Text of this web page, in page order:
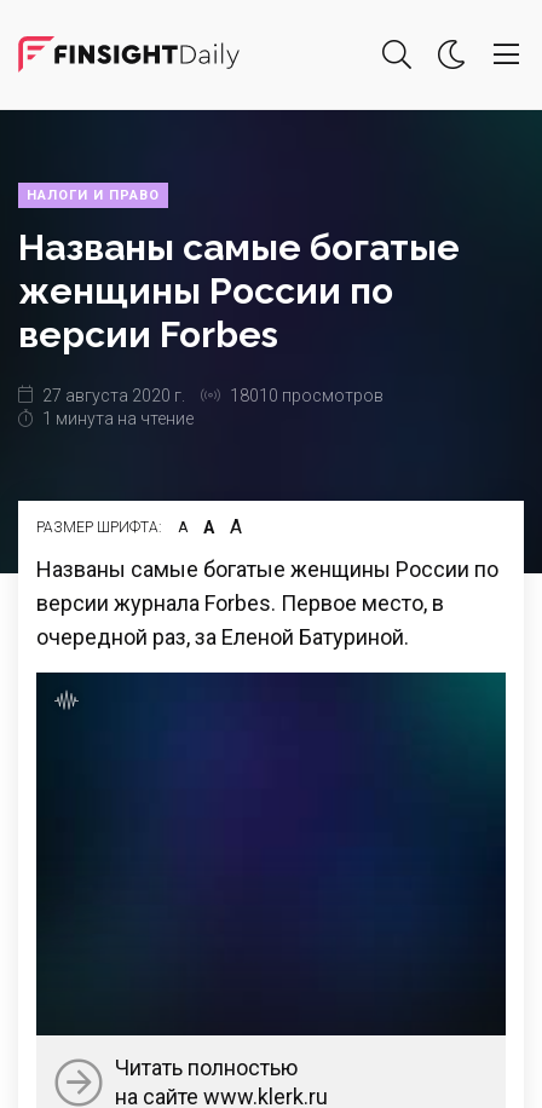
НАЛОГИ И ПРАВО
Названы самые богатые
женщины России по
версии Forbes
27 августа 2020 г.
18010 просмотров
1 минута на чтение
РАЗМЕР ШРИФТА: А А А
Названы самые богатые женщины России по
версии журнала Forbes. Первое место, в
очередной раз, за Еленой Батуриной.
Читать полностью
на сайте www.klerk.ru